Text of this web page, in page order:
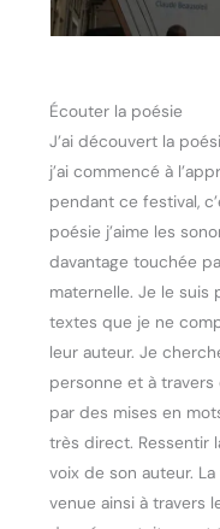
Écouter la poésie
J’ai découvert la
j’ai commencé à
pendant ce festival,
poésie j’aime les
davantage touchée
maternelle. Je le suis
textes que je ne
leur auteur. Je
personne et à travers
par des mises en
très direct. Ressentir
voix de son auteur. La
venue ainsi à travers